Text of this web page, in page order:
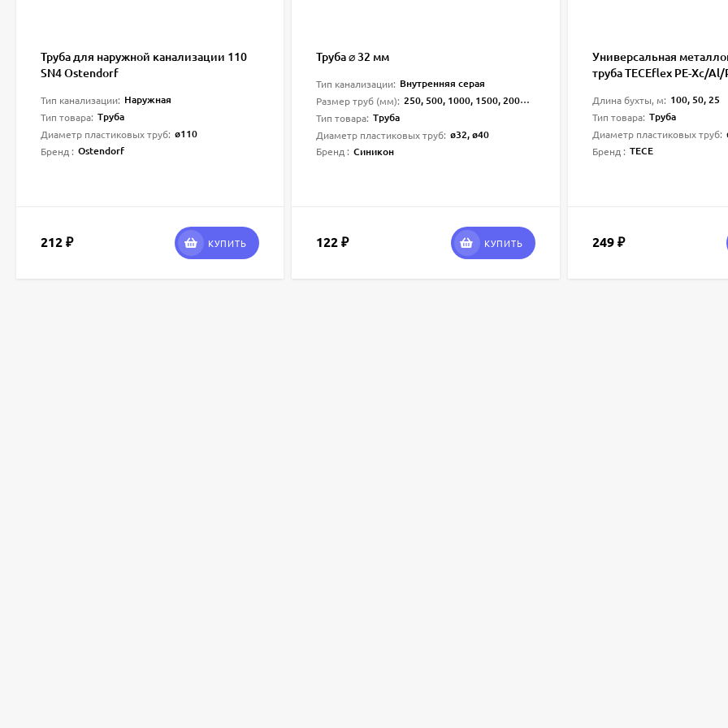
Труба для наружной канализации 110
SN4 Ostendorf
Тип канализации: Наружная
Тип товара: Труба
Диаметр пластиковых труб: ø110
Бренд : Ostendorf
212 ₽ КУПИТЬ
Труба ⌀ 32 мм
Тип канализации: Внутренняя серая
Размер труб (мм): 250, 500, 1000, 1500, 2000, 3000
Тип товара: Труба
Диаметр пластиковых труб: ø32, ø40
Бренд : Синикон
122₽ КУПИТЬ
Универсальная
труба TECEflex PE-Xc/Al/
Длина бухты, м: 100, 50, 25
Тип товара: Труба
Диаметр пластиковых труб:
Бренд : ТЕСЕ
249 ₽